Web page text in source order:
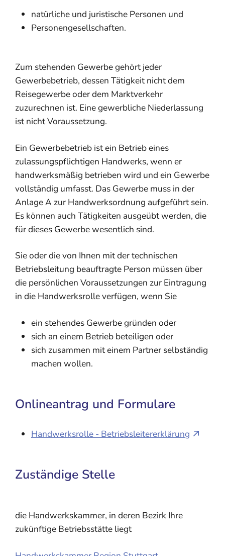
natürliche und juristische Personen und
Personengesellschaften.
Zum stehenden Gewerbe gehört jeder
Gewerbebetrieb, dessen Tätigkeit nicht dem
Reisegewerbe oder dem Marktverkehr
zuzurechnen ist. Eine gewerbliche Niederlassung
ist nicht Voraussetzung.
Ein Gewerbebetrieb ist ein Betrieb eines
zulassungspflichtigen Handwerks, wenn er
handwerksmäßig betrieben wird und ein Gewerbe
vollständig umfasst. Das Gewerbe muss in der
Anlage A zur Handwerksordnung aufgeführt sein.
Es können auch Tätigkeiten ausgeübt werden, die
für dieses Gewerbe wesentlich sind.
Sie oder die von Ihnen mit der technischen
Betriebsleitung beauftragte Person müssen über
die persönlichen Voraussetzungen zur Eintragung
in die Handwerksrolle verfügen, wenn Sie
ein stehendes Gewerbe gründen oder
sich an einem Betrieb beteiligen oder
sich zusammen mit einem Partner selbständig
machen wollen.
Onlineantrag und Formulare
Handwerksrolle - Betriebsleitererklärung
Zuständige Stelle
die Handwerkskammer, in deren Bezirk Ihre
zukünftige Betriebsstätte liegt